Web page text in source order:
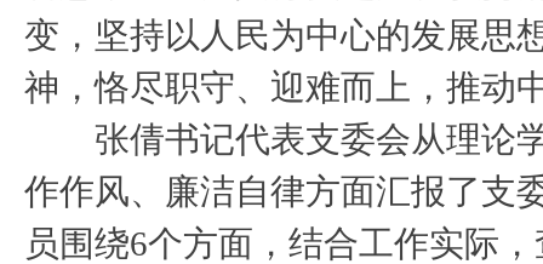
变，坚持以人民为中心的发展思
神，恪尽职守、迎难而上，推动
张倩书记代表支委会从理论学
作作风、廉洁自律方面汇报了支
员围绕6个方面，结合工作实际